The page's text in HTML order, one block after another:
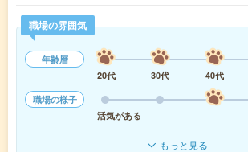
職場の雰囲気
年齢層
20代
30代 40代
職場の様子
活気がある
もっと見る